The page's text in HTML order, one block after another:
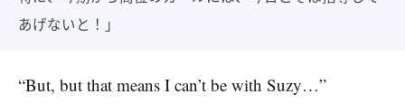
あげないと！」
“But, but that means I can’t be with Suzy…”